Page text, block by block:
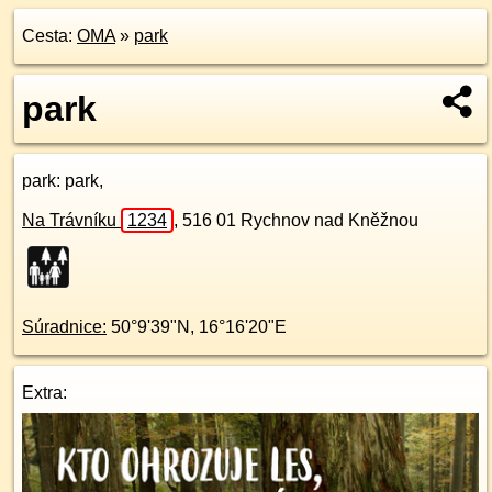
Cesta: OMA» park
park
park: park,
Na Trávníku 1234 , 516 01 Rychnov nad Kněžnou
Súradnice: 50°9'39"N , 16°16'20"E
Extra: